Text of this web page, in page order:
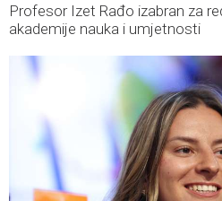
Profesor Izet Rađo izabran za
akademije nauka i umjetnosti